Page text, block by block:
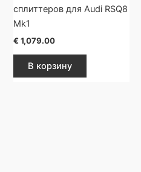
сплиттеров для Audi RSQ8
Mk1
€ 1,079.00
В корзину